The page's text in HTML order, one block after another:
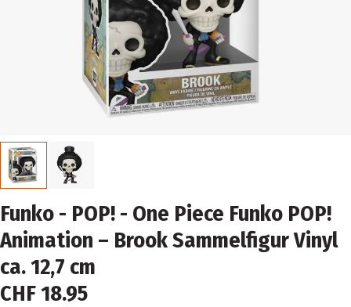
Funko - POP! - One Piece Funko POP!
Animation – Brook Sammelfigur Vinyl
ca. 12,7 cm
CHF 18.95